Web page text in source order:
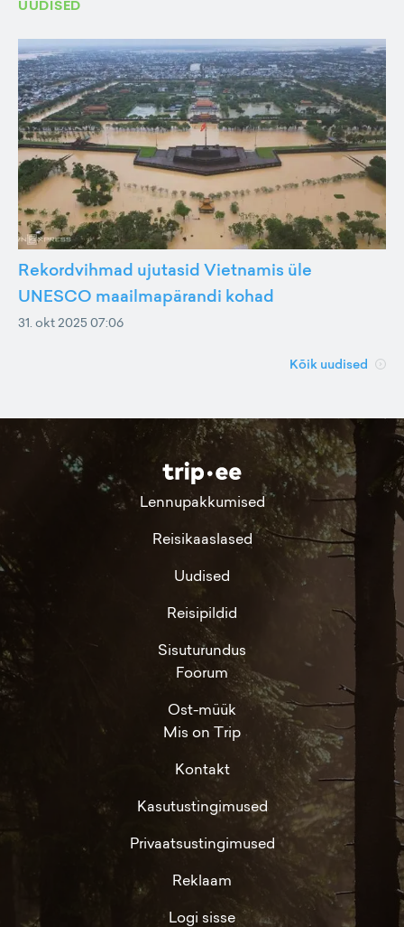
UUDISED
Rekordvihmad ujutasid Vietnamis üle
UNESCO maailmapärandi kohad
31. okt 2025 07:06
Kõik uudised
Lennupakkumised
Reisikaaslased
Uudised
Reisipildid
Sisuturundus
Foorum
Ost-müük
Mis on Trip
Kontakt
Kasutustingimused
Privaatsustingimused
Reklaam
Logi sisse